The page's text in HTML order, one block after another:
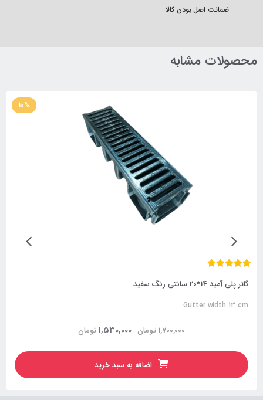
ضمانت اصل بودن کالا
محصولات مشابه
10%
گاتر پلی آمید 14*20 سانتی رنگ سفید
Gutter width 13 cm
تومان1,700,000 تومان1,530,000
اضافه به سبد خرید